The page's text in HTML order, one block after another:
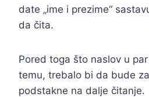
date „ime i prezime“
da čita.
Pored toga što naslov u
temu, trebalo bi da bude
podstakne na dalje čitanje.